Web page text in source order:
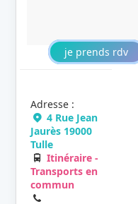
je prends rdv
Adresse :
4 Rue Jean
Jaurès 19000
Tulle
Itinéraire -
Transports en
commun